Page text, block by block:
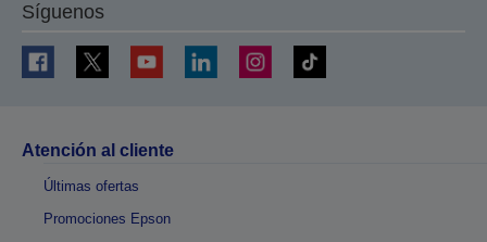
Síguenos
Atención al cliente
Últimas ofertas
Promociones Epson